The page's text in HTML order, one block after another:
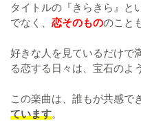
タイトルの『きらきら』と
でなく、 恋そのもののこと
好きな人を見ているだけで
る恋する日々は、宝石のよ
この楽曲は、誰もが共感で
ています。